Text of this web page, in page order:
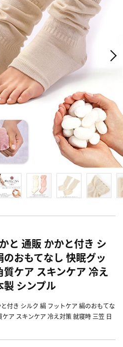
と 通販 かかと付き シ
おもてなし 快眠グッ
ケア スキンケア 冷え
製 シンプル
付き シルク 絹 フットケア 絹のおもてな
ア スキンケア 冷え対策 就寝時 三笠 日